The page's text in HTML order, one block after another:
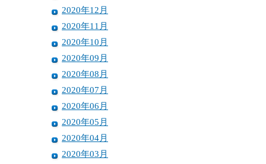
2020年12月
2020年11月
2020年10月
2020年09月
2020年08月
2020年07月
2020年06月
2020年05月
2020年04月
2020年03月